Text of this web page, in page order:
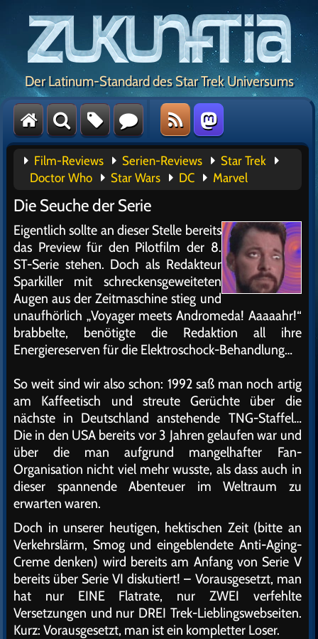
Der Latinum-Standard des Star Trek Universums
Film-Reviews Serien-Reviews
Star Trek
Doctor Who
Star Wars DC Marvel
Die Seuche der Serie
Eigentlich sollte an dieser Stelle bereits
das Preview für den Pilotfilm der 8.
ST-Serie stehen. Doch als Redakteur
Sparkiller mit schreckensgeweiteten
Augen aus der Zeitmaschine stieg und
unaufhörlich „Voyager meets Andromeda! Aaaaahr!“
brabbelte, benötigte die Redaktion all ihre
Energiereserven für die Elektroschock-Behandlung…
So weit sind wir also schon: 1992 saß man noch artig
am Kaffeetisch und streute Gerüchte über die
nächste in Deutschland anstehende TNG-Staffel…
Die in den USA bereits vor 3 Jahren gelaufen war und
über die man aufgrund mangelhafter Fan-
Organisation nicht viel mehr wusste, als dass auch in
dieser spannende Abenteuer im Weltraum zu
erwarten waren.
Doch in unserer heutigen, hektischen Zeit (bitte an
Verkehrslärm, Smog und eingeblendete Anti-Aging-
Creme denken) wird bereits am Anfang von Serie V
bereits über Serie VI diskutiert! – Vorausgesetzt, man
hat nur EINE Flatrate, nur ZWEI verfehlte
Versetzungen und nur DREI Trek-Lieblingswebseiten.
Kurz: Vorausgesetzt, man ist ein kompletter Loser.